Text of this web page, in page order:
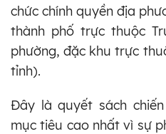
chức chính quyền địa
thành phố trực thuộc
phường, đặc khu trực
tỉnh).
Đây là quyết sách
mục tiêu cao nhất vì sự